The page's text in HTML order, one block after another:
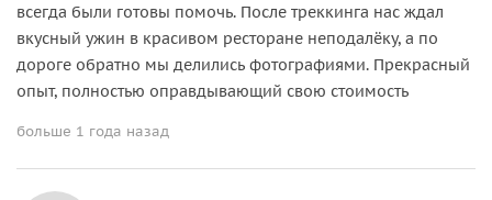
всегда были готовы помочь. После треккинга нас ждал
вкусный ужин в красивом ресторане неподалёку, а по
дороге обратно мы делились фотографиями. Прекрасный
опыт, полностью оправдывающий свою стоимость
больше 1 года назад